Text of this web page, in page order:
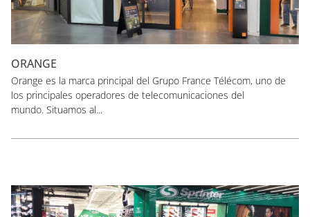
ORANGE
Orange es la marca principal del Grupo France Télécom, uno de
los principales operadores de telecomunicaciones del
mundo. Situamos al...